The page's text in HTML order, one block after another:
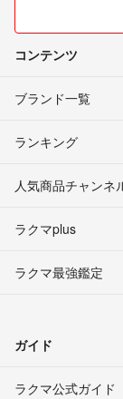
コンテンツ
ブランド一覧
ランキング
人気商品チャンネ
ラクマplus
ラクマ最強鑑定
ガイド
ラクマ公式ガイド